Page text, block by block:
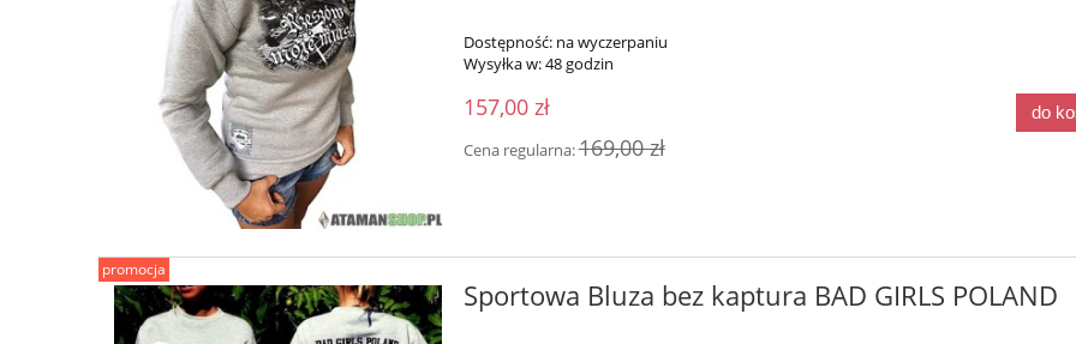
Dostępność: na wyczerpaniu
Wysyłka w:48 godzin
157,00 zł
Cena regularna:169,00 zł
do
Sportowa Bluza bez kaptura BAD GIRLS POLAND
promocja